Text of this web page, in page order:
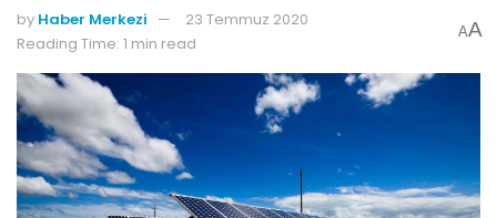
by Haber Merkezi
23 Temmuz 2020
Reading Time: 1 min read
AA